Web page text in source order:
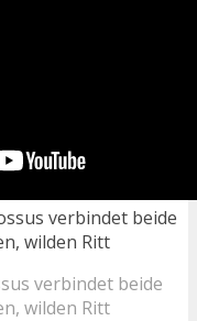
verbindet beide
wilden Ritt